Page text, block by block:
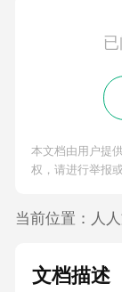
本文档由用户提
权，请进行举报
当前位置： 人
文档描述